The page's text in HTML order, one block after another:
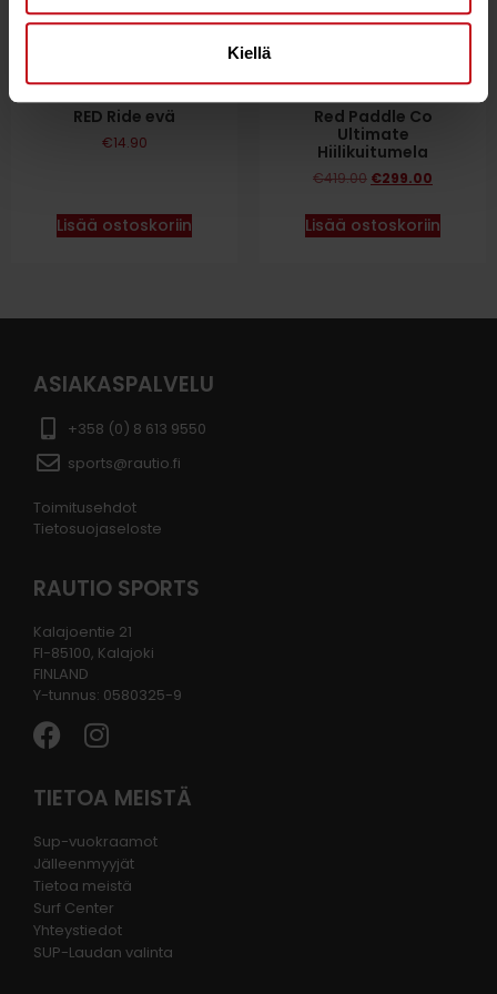
Kiellä
RED Ride evä
€14.90
Lisää ostoskoriin
Red Paddle Co
Ultimate
Hiilikuitumela
€419.00 €299.00
Lisää ostoskoriin
ASIAKASPALVELU
+358 (0) 8 613 9550
sports@rautio.fi
Toimitusehdot
Tietosuojaseloste
RAUTIO SPORTS
Kalajoentie 21
FI-85100, Kalajoki
FINLAND
Y-tunnus: 0580325-9
TIETOA MEISTÄ
Sup-vuokraamot
Jälleenmyyjät
Tietoa meistä
Surf Center
Yhteystiedot
SUP-Laudan valinta